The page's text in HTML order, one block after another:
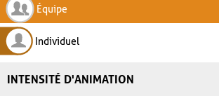
Équipe
Individuel
INTENSITÉ D'ANIMATION